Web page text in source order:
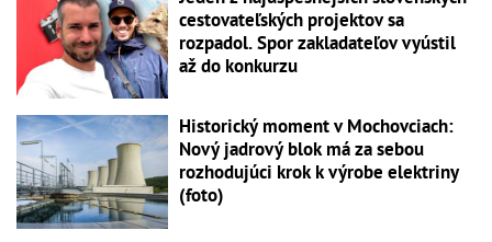
cestovateľských projektov sa
rozpadol. Spor zakladateľov vyústil
až do konkurzu
Historický moment v Mochovciach:
Nový jadrový blok má za sebou
rozhodujúci krok k výrobe elektriny
(foto)